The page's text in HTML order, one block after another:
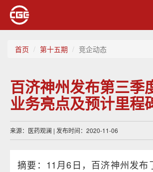
首页 第十五期 竞企动态
百济神州发布第三季
业务亮点及预计里程
来源：医药观澜 | 发布时间：2020-11-06
摘要：11月6日，百济神州发布